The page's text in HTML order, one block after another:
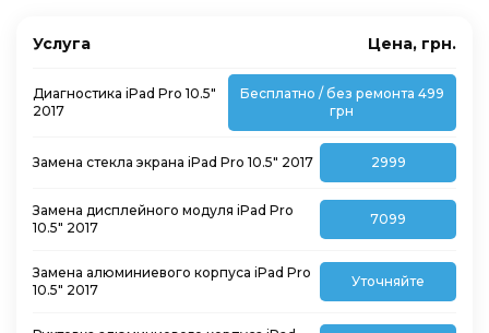
Услуга Цена, грн.
Диагностика iPad Pro 10.5″
2017
Бесплатно / без ремонта 499
грн
Замена стекла экрана iPad Pro 10.5″ 2017 2999
Замена дисплейного модуля iPad Pro
10.5″ 2017
7099
Замена алюминиевого корпуса iPad Pro
10.5″ 2017
Уточняйте